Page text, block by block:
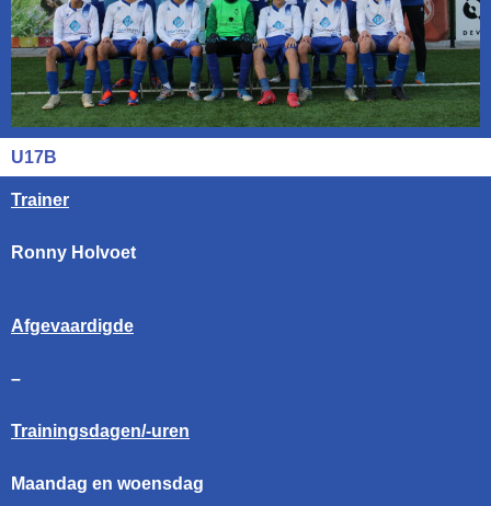
U17B
Trainer
Ronny Holvoet
Afgevaardigde
–
Trainingsdagen/-uren
Maandag en woensdag